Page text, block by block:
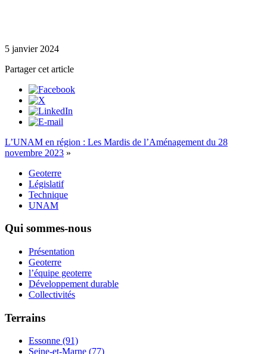
5 janvier 2024
Partager cet article
L’UNAM en région : Les Mardis de l’Aménagement du 28
novembre 2023 »
Geoterre
Législatif
Technique
UNAM
Qui sommes-nous
Présentation
Geoterre
l’équipe geoterre
Développement durable
Collectivités
Terrains
Essonne (91)
Seine-et-Marne (77)